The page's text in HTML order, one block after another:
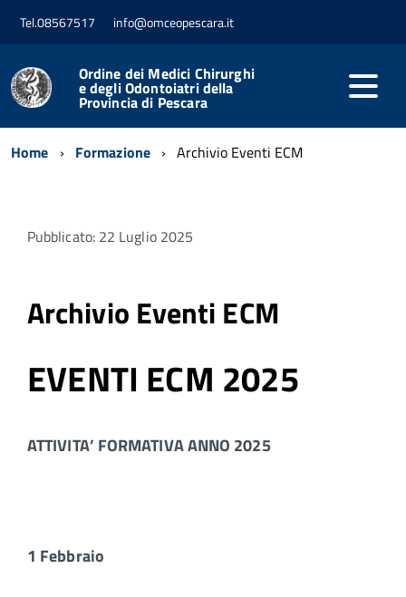
Tel.08567517 info@omceopescara.it
Ordine dei Medici Chirurghi
e degli Odontoiatri della
Provincia di Pescara
Home Formazione Archivio Eventi ECM
Pubblicato: 22 Luglio 2025
Archivio Eventi ECM
EVENTI ECM 2025
ATTIVITA’ FORMATIVA ANNO 2025
1 Febbraio